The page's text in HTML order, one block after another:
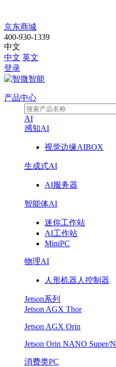
产
品
中
心
京东商城
400-930-1339
中文
中文 英文
登录
产品中心
AI
感知AI
视觉边缘AIBOX
生成式AI
AI服务器
智能体AI
迷你工作站
AI工作站
MiniPC
物理AI
人形机器人控制器
Jetson系列
Jetson AGX Thor
Jetson AGX Orin
Jetson Orin NANO Super/
消费类PC